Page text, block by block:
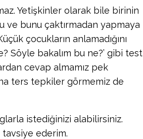
Yetişkinler olarak bile birinin
ve bunu çaktırmadan yapmaya
çocukların anlamadığını
Söyle bakalım bu ne?’ gibi test
cevap almamız pek
ters tepkiler görmemiz de
istediğinizi alabilirsiniz.
tavsiye ederim.